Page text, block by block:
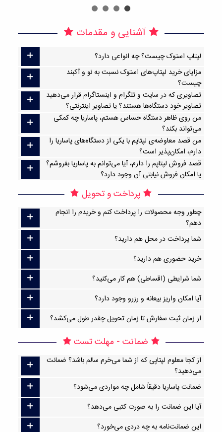
آشنایی و مقدمات
لپتاپ استوک چیست؟ چه انواعی دارد؟
مزایای خرید لپتاپ‌های استوک نسبت به نو و آکبند
چیست؟
تصاویری که در سایت و تلگرام و اینستاگرام قرار می‌دهید
تصاویر خود دستگاه‌ها هستند؟ یا تصاویر اینترنتی؟
من روی ظاهر دستگاه حساس هستم، پاساریا چه کمکی
می‌تواند بکند؟
من قصد معاوضه‌ی لپتاپم با یکی از دستگاه‌های پاساریا را
دارم، امکان‌پذیر است؟
قصد فروش لپتاپم را دارم، آیا می‌توانم به پاساریا بفروشم؟
یا امکان فروش نیابتی آن وجود دارد؟
پرداخت و تحویل
چطور وجه محصولات را پرداخت کنم و خریدم را انجام
دهم؟
شما پرداخت در محل هم دارید؟
خرید حضوری هم دارید؟
شما شرایطی (اقساطی) هم کار می‌کنید؟
آیا امکان واریز بیعانه و رزرو وجود دارد؟
از زمان ثبت سفارش تا زمان تحویل چقدر طول می‌کشد؟
ضمانت - مهلت تست
از کجا معلوم لپتاپی که از شما می‌خرم سالم باشد؟ ضمانت
می‌دهید؟
ضمانت پاساریا دقیقاً شامل چه مواردی می‌شود؟
آیا این ضمانت را به صورت کتبی می‌دهد؟
این ضمانت‌نامه به چه دردی می‌خورد؟